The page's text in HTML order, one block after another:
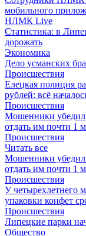
мобильного
НЛМК Live
Статистика: в
дорожать
Экономика
Дело усманских
Происшествия
Елецкая полиция
рублей: всё
Происшествия
Мошенники
отдать им почти 1
Происшествия
Читать все
Мошенники
отдать им почти 1
Происшествия
У четырехлетнего
упаковки конфет
Происшествия
Липецкие парки
Общество